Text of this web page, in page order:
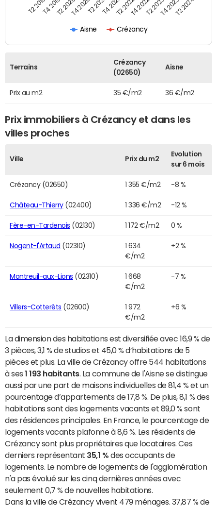
Aisne Crézancy
T2 2019T4 2019T2 2020T4 2020T2 2021T4 2021T2 2022T4 2022T2 2023T4 2023T2 2024
Terrains
Crézancy
(02650)
Aisne
Prix au m2 35 €/m2 36 €/m2
Prix immobiliers à Crézancy et dans les
villes proches
Ville Prix du m2
Evolution
sur 6 mois
Crézancy (02650) 1 355 €/m2 -8 %
Château-Thierry(02400) 1 336 €/m2 -12 %
Fère-en-Tardenois (02130) 1 172 €/m2 0 %
Nogent-l'Artaud (02310)
1 634
€/m2
+2 %
Montreuil-aux-Lions (02310)
1 668
€/m2
-7 %
Villers-Cotterêts (02600)
1 972
€/m2
+6 %
La dimension des habitations est diversifiée avec 16,9 % de
3 pièces, 3,1 % de studios et 45,0 % d’habitations de 5
pièces et plus. La ville de Crézancy offre 544 habitations
à ses1 193 habitants. La commune de l'Aisne se distingue
aussi par une part de maisons individuelles de 81,4 % et un
pourcentage d’appartements de 17,8 %. De plus, 8,1 % des
habitations sont des logements vacants et 89,0 % sont
des résidences principales. En France, le pourcentage de
logements vacants plafonne à 8,6 %. Les résidents de
Crézancy sont plus propriétaires que locataires. Ces
derniers représentant 35,1 % des occupants de
logements. Le nombre de logements de l'agglomération
n'a pas évolué sur les cinq dernières années avec
seulement 0,7 % de nouvelles habitations.
Dans la ville de Crézancy vivent 479 ménages. 37,87 % de